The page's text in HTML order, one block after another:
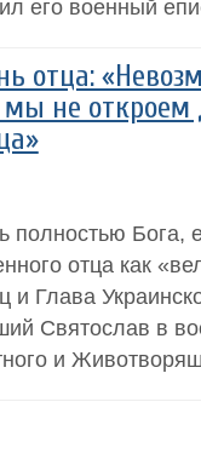
его военный
отца:
не откроем
полностью Бога,
отца как
и Глава
Святослав в
и